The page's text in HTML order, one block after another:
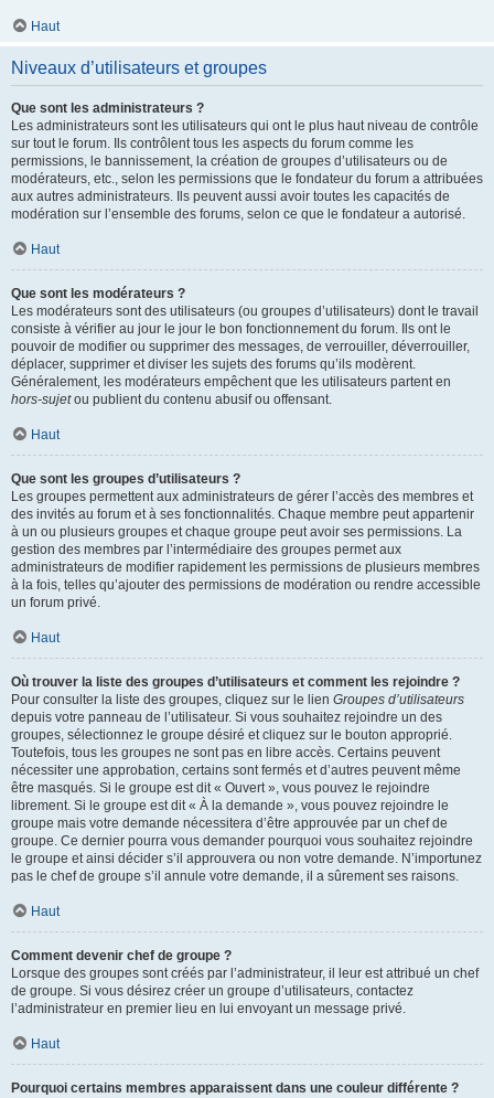
Haut
Niveaux d’utilisateurs et groupes
Que sont les administrateurs ?
Les administrateurs sont les utilisateurs qui ont le plus haut niveau de contrôle
sur tout le forum. Ils contrôlent tous les aspects du forum comme les
permissions, le bannissement, la création de groupes d’utilisateurs ou de
modérateurs, etc., selon les permissions que le fondateur du forum a attribuées
aux autres administrateurs. Ils peuvent aussi avoir toutes les capacités de
modération sur l’ensemble des forums, selon ce que le fondateur a autorisé.
Haut
Que sont les modérateurs ?
Les modérateurs sont des utilisateurs (ou groupes d’utilisateurs) dont le travail
consiste à vérifier au jour le jour le bon fonctionnement du forum. Ils ont le
pouvoir de modifier ou supprimer des messages, de verrouiller, déverrouiller,
déplacer, supprimer et diviser les sujets des forums qu’ils modèrent.
Généralement, les modérateurs empêchent que les utilisateurs partent en
hors-sujetou publient du contenu abusif ou offensant.
Haut
Que sont les groupes d’utilisateurs ?
Les groupes permettent aux administrateurs de gérer l’accès des membres et
des invités au forum et à ses fonctionnalités. Chaque membre peut appartenir
à un ou plusieurs groupes et chaque groupe peut avoir ses permissions. La
gestion des membres par l’intermédiaire des groupes permet aux
administrateurs de modifier rapidement les permissions de plusieurs membres
à la fois, telles qu’ajouter des permissions de modération ou rendre accessible
un forum privé.
Haut
Où trouver la liste des groupes d’utilisateurs et comment les rejoindre ?
Pour consulter la liste des groupes, cliquez sur le lien Groupes d’utilisateurs
depuis votre panneau de l’utilisateur. Si vous souhaitez rejoindre un des
groupes, sélectionnez le groupe désiré et cliquez sur le bouton approprié.
Toutefois, tous les groupes ne sont pas en libre accès. Certains peuvent
nécessiter une approbation, certains sont fermés et d’autres peuvent même
être masqués. Si le groupe est dit « Ouvert », vous pouvez le rejoindre
librement. Si le groupe est dit « À la demande », vous pouvez rejoindre le
groupe mais votre demande nécessitera d’être approuvée par un chef de
groupe. Ce dernier pourra vous demander pourquoi vous souhaitez rejoindre
le groupe et ainsi décider s’il approuvera ou non votre demande. N’importunez
pas le chef de groupe s’il annule votre demande, il a sûrement ses raisons.
Haut
Comment devenir chef de groupe ?
Lorsque des groupes sont créés par l’administrateur, il leur est attribué un chef
de groupe. Si vous désirez créer un groupe d’utilisateurs, contactez
l’administrateur en premier lieu en lui envoyant un message privé.
Haut
Pourquoi certains membres apparaissent dans une couleur différente ?